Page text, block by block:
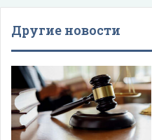
Другие новости